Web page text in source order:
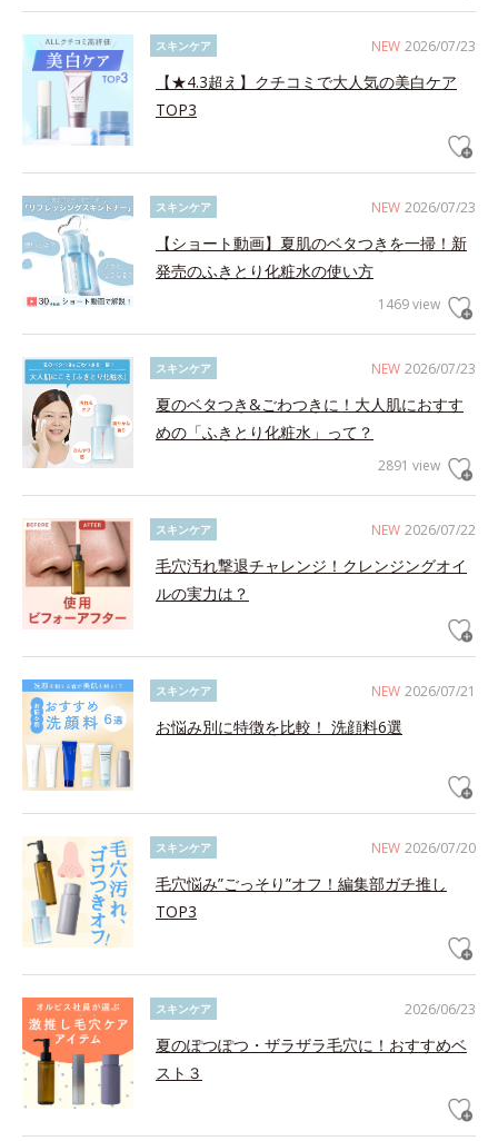
NEW 2026/07/23
スキンケア
【★4.3超え】クチコミで大人気の美白ケア
TOP3
NEW 2026/07/23
スキンケア
【ショート動画】夏肌のベタつきを一掃！新
発売のふきとり化粧水の使い方
1469 view
NEW 2026/07/23
スキンケア
夏のベタつき&ごわつきに！大人肌におすす
めの「ふきとり化粧水」って？
2891 view
NEW 2026/07/22
スキンケア
毛穴汚れ撃退チャレンジ！クレンジングオイ
ルの実力は？
NEW 2026/07/21
スキンケア
お悩み別に特徴を比較！ 洗顔料6選
NEW 2026/07/20
スキンケア
毛穴悩み”ごっそり”オフ！編集部ガチ推し
TOP3
2026/06/23
スキンケア
夏のぽつぽつ・ザラザラ毛穴に！おすすめベ
スト３